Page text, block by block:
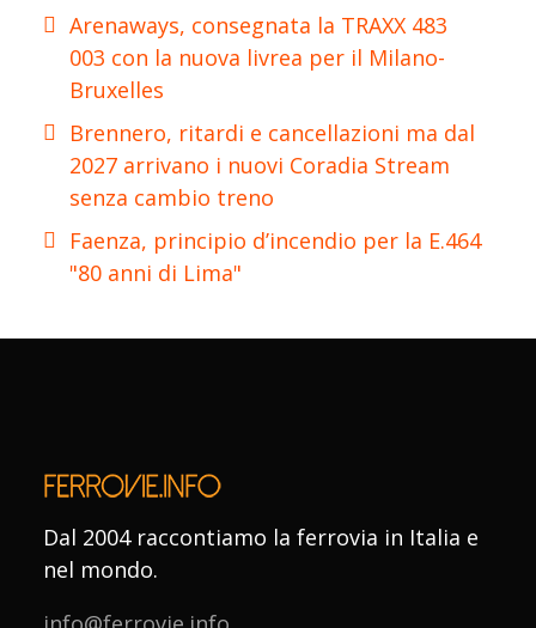
Arenaways, consegnata la TRAXX 483
003 con la nuova livrea per il Milano-
Bruxelles
Brennero, ritardi e cancellazioni ma dal
2027 arrivano i nuovi Coradia Stream
senza cambio treno
Faenza, principio d’incendio per la E.464
"80 anni di Lima"
Dal 2004 raccontiamo la ferrovia in Italia e
nel mondo.